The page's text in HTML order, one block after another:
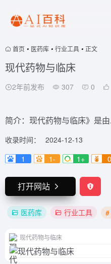
首页 • 医药库 • 行业工具 • 正文
现代药物与临床
2年前发布 307 0
简介：现代药物与临床》是由
收录时间：
2024-12-13
1
1- 1+ 0
打开网站
医药库 行业工具
现代药物与临床